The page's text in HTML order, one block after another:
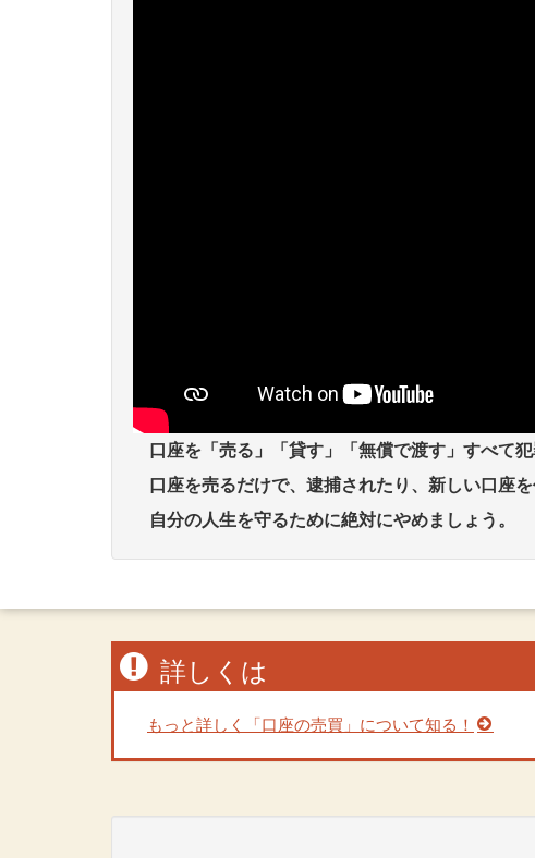
口座を「売る」「貸す」「無償で渡す」すべて犯
口座を売るだけで、逮捕されたり、新しい口座
自分の人生を守るために絶対にやめましょう。
詳しくは
もっと詳しく「口座の売買」について知る！